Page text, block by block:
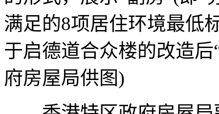
满足的8项居住环境最低
于启德道合众楼的改造
府房屋局供图)